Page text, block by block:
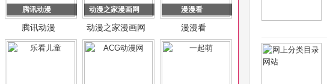
腾讯动漫
腾讯动漫
动漫之家漫画网
动漫之家漫画网
漫漫看
漫漫看